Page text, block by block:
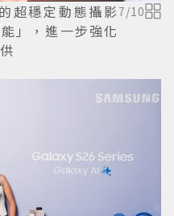
超穩定動態攝影
」，進一步強化
7/10